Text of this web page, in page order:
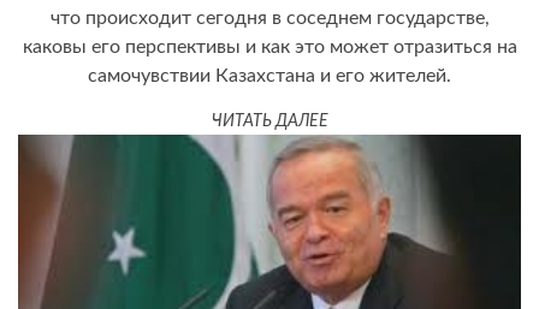
что происходит сегодня в соседнем государстве,
каковы его перспективы и как это может отразиться на
самочувствии Казахстана и его жителей.
ЧИТАТЬ ДАЛЕЕ